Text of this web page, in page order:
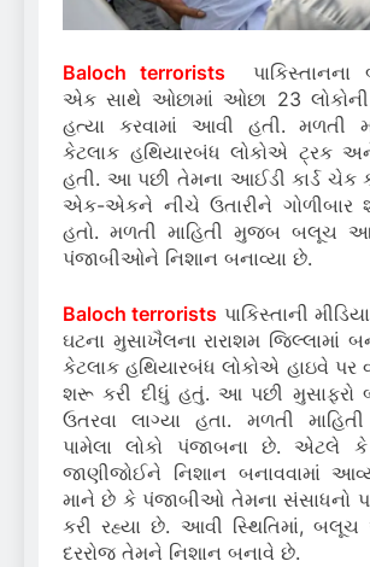
Baloch terroristsપાકિસ્તાનના
એક સાથે ઓછામાં ઓછા 23 લોકોની
હત્યા કરવામાં આવી હતી. મળતી
કેટલાક હથિયારબંધ લોકોએ ટ્રક
હતી. આ પછી તેમના આઈડી કાર્ડ ચેક
એક-એકને નીચે ઉતારીને ગોળીબાર
હતો. મળતી માહિતી મુજબ બલૂચ
પંજાબીઓને નિશાન બનાવ્યા છે.
Baloch terrorists પાકિસ્તાની
ઘટના મુસાખૈલના રારાશમ જિલ્લામાં
કેટલાક હથિયારબંધ લોકોએ હાઇવે પર
શરૂ કરી દીધું હતું. આ પછી મુસાફરો
ઉતરવા લાગ્યા હતા. મળતી
પામેલા લોકો પંજાબના છે. એટલે
જાણીજોઈને નિશાન બનાવવામાં
માને છે કે પંજાબીઓ તેમના સંસાધનો
કરી રહ્યા છે. આવી સ્થિતિમાં,
દરરોજ તેમને નિશાન બનાવે છે.